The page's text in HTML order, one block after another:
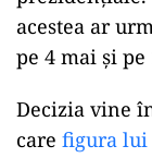
acestea ar
pe 4 mai și pe
Decizia vine
care figura lui